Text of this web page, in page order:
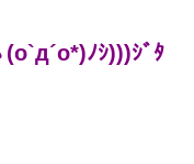
ﾉｼ)))ｼﾞﾀ